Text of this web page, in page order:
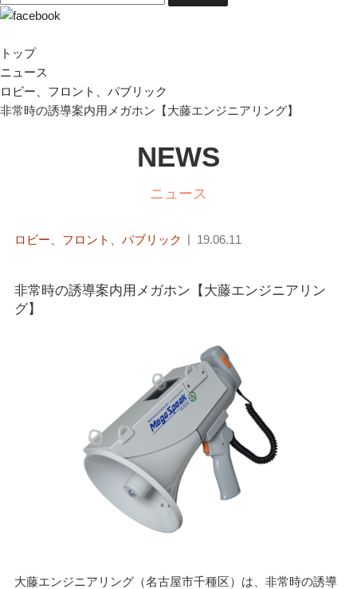
トップ
ニュース
ロビー、フロント、パブリック
非常時の誘導案内用メガホン【大藤エンジニアリング】
NEWS
ニュース
ロビー、フロント、パブリック 19.06.11
非常時の誘導案内用メガホン【大藤エンジニアリン
グ】
大藤エンジニアリング（名古屋市千種区）は、非常時の誘導